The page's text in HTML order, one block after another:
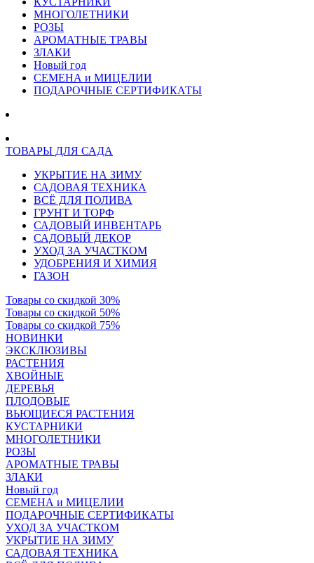
МНОГОЛЕТНИКИ
РОЗЫ
АРОМАТНЫЕ ТРАВЫ
ЗЛАКИ
Новый год
СЕМЕНА и МИЦЕЛИИ
ПОДАРОЧНЫЕ СЕРТИФИКАТЫ
ТОВАРЫ ДЛЯ САДА
УКРЫТИЕ НА ЗИМУ
САДОВАЯ ТЕХНИКА
ВСЁ ДЛЯ ПОЛИВА
ГРУНТ И ТОРФ
САДОВЫЙ ИНВЕНТАРЬ
САДОВЫЙ ДЕКОР
УХОД ЗА УЧАСТКОМ
УДОБРЕНИЯ И ХИМИЯ
ГАЗОН
Товары со скидкой 30%
Товары со скидкой 50%
Товары со скидкой 75%
НОВИНКИ
ЭКСКЛЮЗИВЫ
РАСТЕНИЯ
ХВОЙНЫЕ
ДЕРЕВЬЯ
ПЛОДОВЫЕ
ВЬЮЩИЕСЯ РАСТЕНИЯ
КУСТАРНИКИ
МНОГОЛЕТНИКИ
РОЗЫ
АРОМАТНЫЕ ТРАВЫ
ЗЛАКИ
Новый год
СЕМЕНА и МИЦЕЛИИ
ПОДАРОЧНЫЕ СЕРТИФИКАТЫ
УХОД ЗА УЧАСТКОМ
УКРЫТИЕ НА ЗИМУ
САДОВАЯ ТЕХНИКА